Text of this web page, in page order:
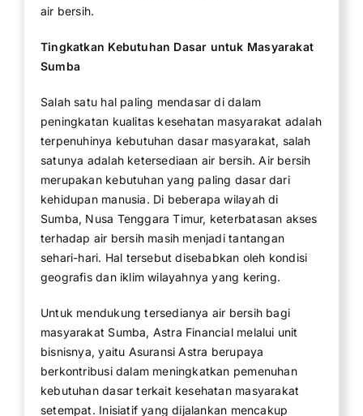
air bersih.
Tingkatkan Kebutuhan Dasar untuk Masyarakat
Sumba
Salah satu hal paling mendasar di dalam
peningkatan kualitas kesehatan masyarakat adalah
terpenuhinya kebutuhan dasar masyarakat, salah
satunya adalah ketersediaan air bersih. Air bersih
merupakan kebutuhan yang paling dasar dari
kehidupan manusia. Di beberapa wilayah di
Sumba, Nusa Tenggara Timur, keterbatasan akses
terhadap air bersih masih menjadi tantangan
sehari-hari. Hal tersebut disebabkan oleh kondisi
geografis dan iklim wilayahnya yang kering.
Untuk mendukung tersedianya air bersih bagi
masyarakat Sumba, Astra Financial melalui unit
bisnisnya, yaitu Asuransi Astra berupaya
berkontribusi dalam meningkatkan pemenuhan
kebutuhan dasar terkait kesehatan masyarakat
setempat. Inisiatif yang dijalankan mencakup